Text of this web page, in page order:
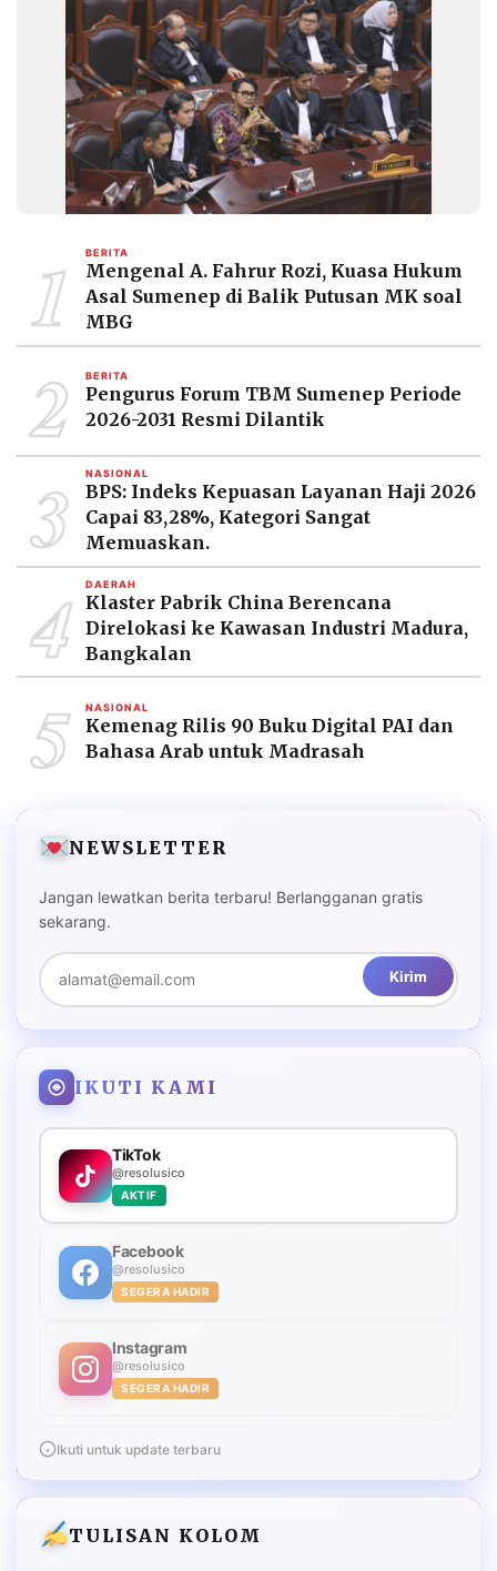
1 BERITA
Mengenal A. Fahrur Rozi, Kuasa Hukum
Asal Sumenep di Balik Putusan MK soal
MBG
2 BERITA
Pengurus Forum TBM Sumenep Periode
2026-2031 Resmi Dilantik
3 NASIONAL
BPS: Indeks Kepuasan Layanan Haji 2026
Capai 83,28%, Kategori Sangat
Memuaskan.
4 DAERAH
Klaster Pabrik China Berencana
Direlokasi ke Kawasan Industri Madura,
Bangkalan
5 NASIONAL
Kemenag Rilis 90 Buku Digital PAI dan
Bahasa Arab untuk Madrasah
NEWSLETTER
Jangan lewatkan berita terbaru! Berlangganan gratis
sekarang.
Kirim
IKUTI KAMI
TikTok
@resolusico
AKTIF
Facebook
@resolusico
SEGERA HADIR
Instagram
@resolusico
SEGERA HADIR
Ikuti untuk update terbaru
TULISAN KOLOM